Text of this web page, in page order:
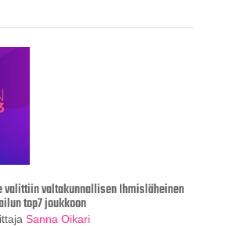
valittiin valtakunnallisen Ihmisläheinen
top7 joukkoon
Sanna Oikari